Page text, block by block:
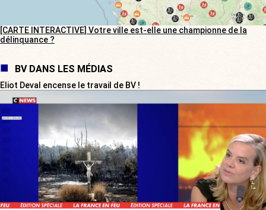
[CARTE INTERACTIVE] Votre ville est-elle une championne de la
délinquance ?
BV DANS LES MÉDIAS
Eliot Deval encense le travail de BV !